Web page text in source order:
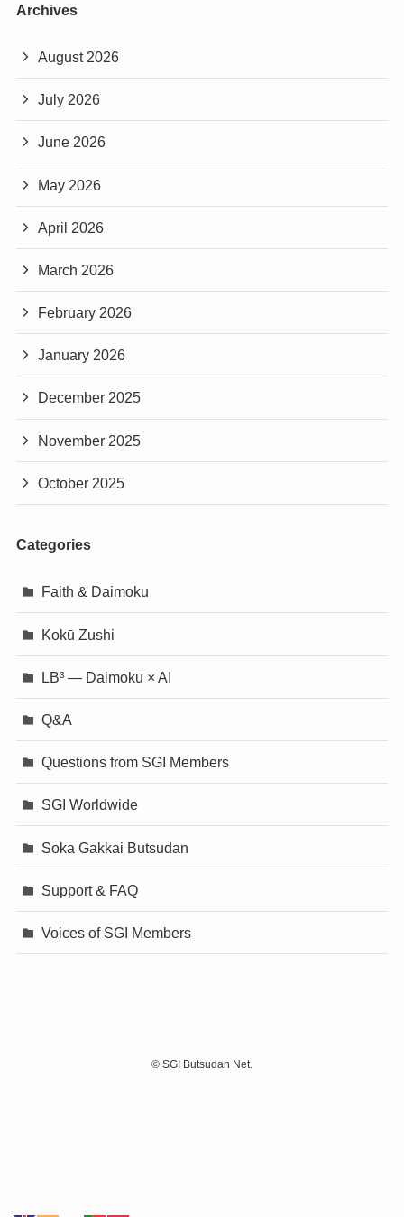
Archives
August 2026
July 2026
June 2026
May 2026
April 2026
March 2026
February 2026
January 2026
December 2025
November 2025
October 2025
Categories
Faith & Daimoku
Kokū Zushi
LB³ — Daimoku × AI
Q&A
Questions from SGI Members
SGI Worldwide
Soka Gakkai Butsudan
Support & FAQ
Voices of SGI Members
© SGI Butsudan Net.